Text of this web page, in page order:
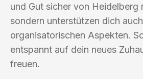
und Gut sicher von Heidelberg
sondern unterstützen dich
organisatorischen Aspekten.
entspannt auf dein neues
freuen.